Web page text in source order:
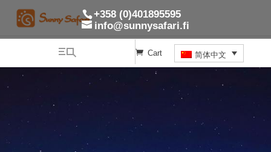
+358 (0)401895595
info@sunnysafari.fi
简体中文
Cart